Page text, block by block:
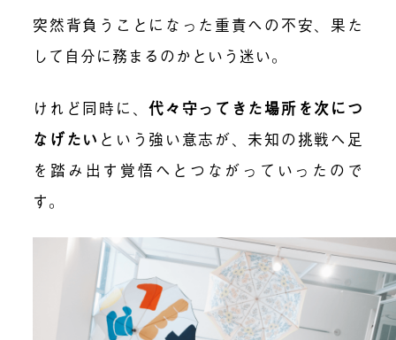
突然背負うことになった重責への不安、果た
して自分に務まるのかという迷い。
けれど同時に、代々守ってきた場所を次につ
なげたい という強い意志が、未知の挑戦へ足
を踏み出す覚悟へとつながっていったので
す。